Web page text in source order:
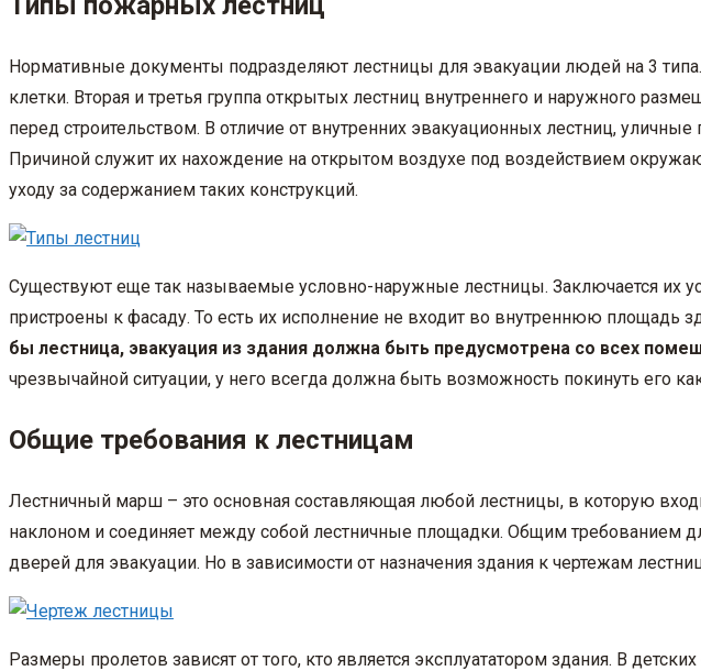
Нормативные документы подразделяют лестницы для эвакуации людей на 3
клетки. Вторая и третья группа открытых лестниц внутреннего и наружного
перед строительством. В отличие от внутренних эвакуационных лестниц,
Причиной служит их нахождение на открытом воздухе под воздействием
уходу за содержанием таких конструкций.
Существуют еще так называемые условно-наружные лестницы. Заключается их
пристроены к фасаду. То есть их исполнение не входит во внутреннюю площадь
бы лестница, эвакуация из здания должна быть предусмотрена со всех
чрезвычайной ситуации, у него всегда должна быть возможность покинуть его
Общие требования к лестницам
Лестничный марш – это основная составляющая любой лестницы, в которую
наклоном и соединяет между собой лестничные площадки. Общим требованием
дверей для эвакуации. Но в зависимости от назначения здания к чертежам
Размеры пролетов зависят от того, кто является эксплуататором здания. В